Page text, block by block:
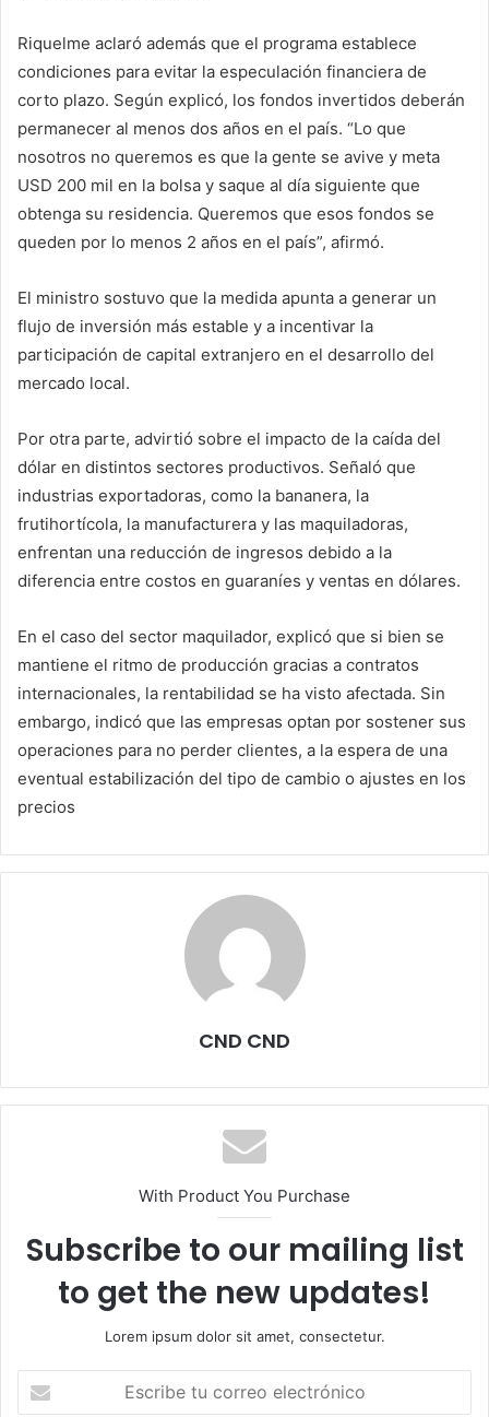
Riquelme aclaró además que el programa establece
condiciones para evitar la especulación financiera de
corto plazo. Según explicó, los fondos invertidos deberán
permanecer al menos dos años en el país. “Lo que
nosotros no queremos es que la gente se avive y meta
USD 200 mil en la bolsa y saque al día siguiente que
obtenga su residencia. Queremos que esos fondos se
queden por lo menos 2 años en el país”, afirmó.
El ministro sostuvo que la medida apunta a generar un
flujo de inversión más estable y a incentivar la
participación de capital extranjero en el desarrollo del
mercado local.
Por otra parte, advirtió sobre el impacto de la caída del
dólar en distintos sectores productivos. Señaló que
industrias exportadoras, como la bananera, la
frutihortícola, la manufacturera y las maquiladoras,
enfrentan una reducción de ingresos debido a la
diferencia entre costos en guaraníes y ventas en dólares.
En el caso del sector maquilador, explicó que si bien se
mantiene el ritmo de producción gracias a contratos
internacionales, la rentabilidad se ha visto afectada. Sin
embargo, indicó que las empresas optan por sostener sus
operaciones para no perder clientes, a la espera de una
eventual estabilización del tipo de cambio o ajustes en los
precios
CND CND
With Product You Purchase
Subscribe to our mailing list
to get the new updates!
Lorem ipsum dolor sit amet, consectetur.